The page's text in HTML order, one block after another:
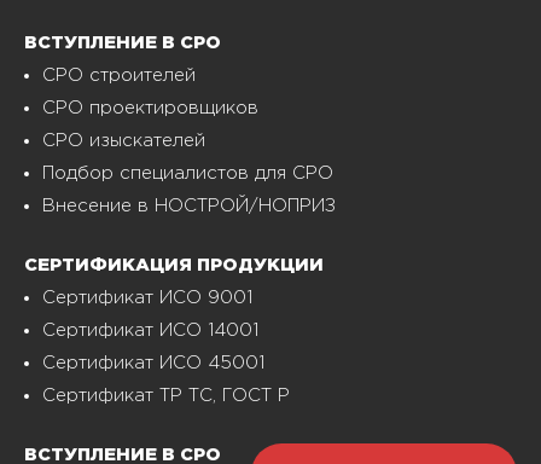
ВСТУПЛЕНИЕ В СРО
СРО строителей
СРО проектировщиков
СРО изыскателей
Подбор специалистов для СРО
Внесение в НОСТРОЙ/НОПРИЗ
СЕРТИФИКАЦИЯ ПРОДУКЦИИ
Сертификат ИСО 9001
Сертификат ИСО 14001
Сертификат ИСО 45001
Сертификат ТР ТС, ГОСТ Р
ВСТУПЛЕНИЕ В СРО